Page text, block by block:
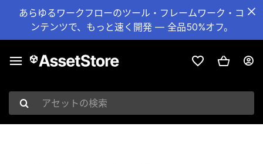
あらゆるワークフローのツール・フレームワーク・コ
ンテンツで、もっと速く開発 — 全品50%オフ。
アセットの検索